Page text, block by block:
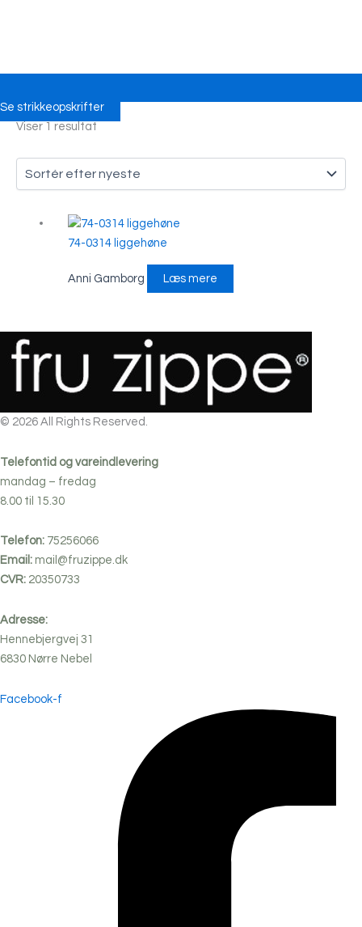
Se strikkeopskrifter
Viser 1 resultat
74-0314 liggehøne
Anni Gamborg Læs mere
© 2026 All Rights Reserved.
Telefontid og vareindlevering
mandag – fredag
8.00 til 15.30
Telefon: 75256066
Email: mail@fruzippe.dk
CVR: 20350733
Adresse:
Hennebjergvej 31
6830 Nørre Nebel
Facebook-f